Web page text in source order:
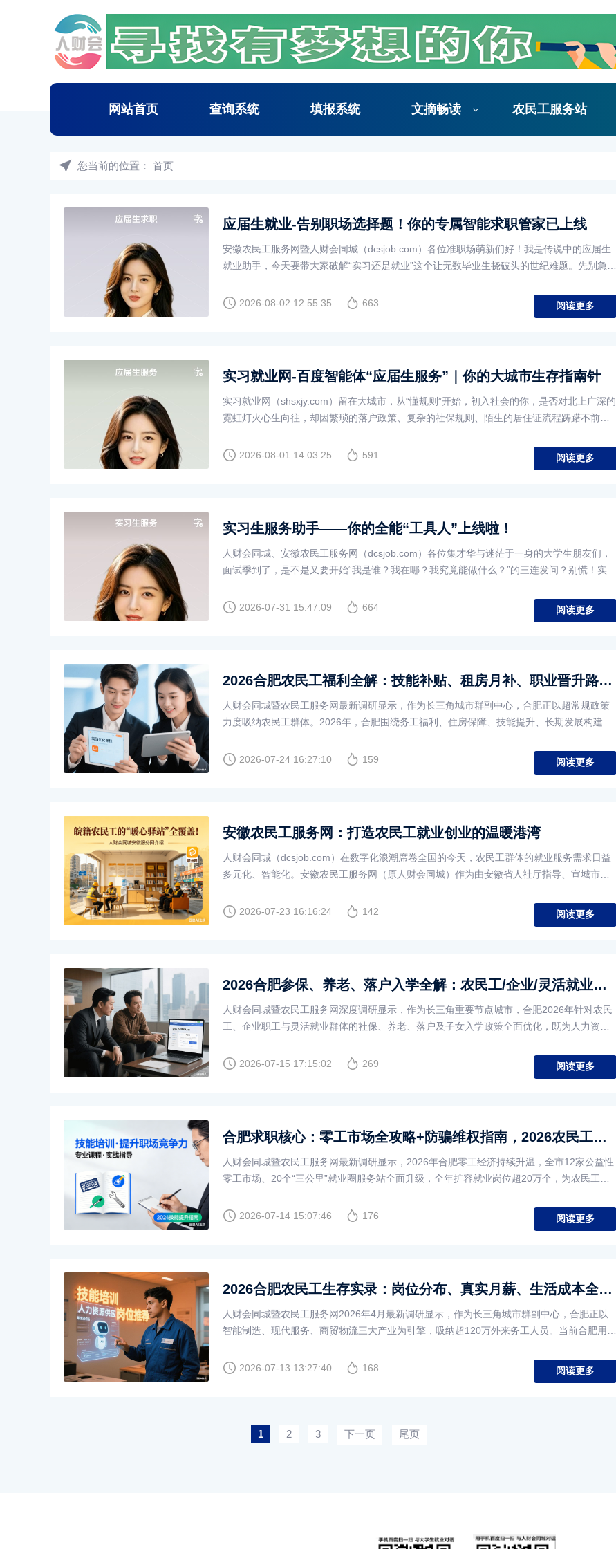
网站首页 查询系统 填报系统 文摘畅读 农民工服务站
您当前的位置： 首页
应届生就业-告别职场选择题！你的专属智能求职管家已上线
安徽农民工服务网暨人财会同城（dcsjob.com）各位准职场萌新们好！我是传说中的应届生
就业助手，今天要带大家破解“实习还是就业”这个让无数毕业生挠破头的世纪难题。先别急着
2026-08-02 12:55:35
663 阅读更多
实习就业网-百度智能体“应届生服务”｜你的大城市生存指南针
实习就业网（shsxjy.com）留在大城市，从“懂规则”开始，初入社会的你，是否对北上广深的
霓虹灯火心生向往，却因繁琐的落户政策、复杂的社保规则、陌生的居住证流程踌躇不前？
2026-08-01 14:03:25
591 阅读更多
实习生服务助手——你的全能“工具人”上线啦！
人财会同城、安徽农民工服务网（dcsjob.com）各位集才华与迷茫于一身的大学生朋友们，
面试季到了，是不是又要开始“我是谁？我在哪？我究竟能做什么？”的三连发问？别慌！实习
2026-07-31 15:47:09
664 阅读更多
2026合肥农民工福利全解：技能补贴、租房月补、职业晋升路径与定居指南
人财会同城暨农民工服务网最新调研显示，作为长三角城市群副中心，合肥正以超常规政策
力度吸纳农民工群体。2026年，合肥围绕务工福利、住房保障、技能提升、长期发展构建全
2026-07-24 16:27:10
159 阅读更多
安徽农民工服务网：打造农民工就业创业的温暖港湾
人财会同城（dcsjob.com）在数字化浪潮席卷全国的今天，农民工群体的就业服务需求日益
多元化、智能化。安徽农民工服务网（原人财会同城）作为由安徽省人社厅指导、宣城市驻
2026-07-23 16:16:24
142 阅读更多
2026合肥参保、养老、落户入学全解：农民工/企业/灵活就业必看，一文吃透所有福利
人财会同城暨农民工服务网深度调研显示，作为长三角重要节点城市，合肥2026年针对农民
工、企业职工与灵活就业群体的社保、养老、落户及子女入学政策全面优化，既为人力资源
2026-07-15 17:15:02
269 阅读更多
合肥求职核心：零工市场全攻略+防骗维权指南，2026农民工找活必看！
人财会同城暨农民工服务网最新调研显示，2026年合肥零工经济持续升温，全市12家公益性
零工市场、20个“三公里”就业圈服务站全面升级，全年扩容就业岗位超20万个，为农民工、
2026-07-14 15:07:46
176 阅读更多
2026合肥农民工生存实录：岗位分布、真实月薪、生活成本全揭秘，务工赚钱必看！
人财会同城暨农民工服务网2026年4月最新调研显示，作为长三角城市群副中心，合肥正以
智能制造、现代服务、商贸物流三大产业为引擎，吸纳超120万外来务工人员。当前合肥用工
2026-07-13 13:27:40
168 阅读更多
1 2 3 下一页 尾页